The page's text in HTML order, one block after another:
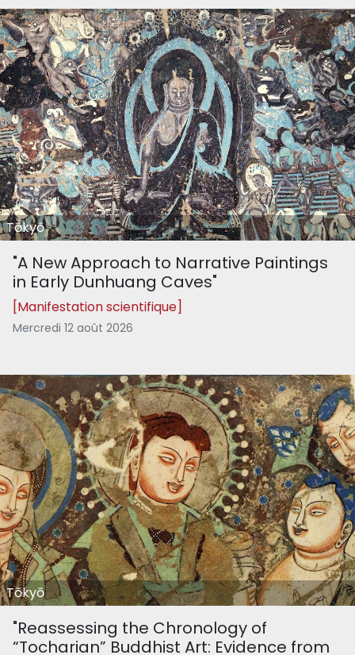
Tōkyō
"A New Approach to Narrative Paintings
in Early Dunhuang Caves"
[Manifestation scientifique]
Mercredi 12 août 2026
Tōkyō
"Reassessing the Chronology of
“Tocharian” Buddhist Art: Evidence from